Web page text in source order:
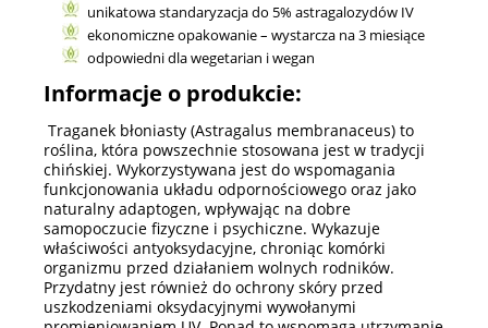
unikatowa standaryzacja do 5% astragalozydów IV
ekonomiczne opakowanie – wystarcza na 3 miesiące
odpowiedni dla wegetarian i wegan
Informacje o produkcie:
Traganek błoniasty (Astragalus membranaceus) to
roślina, która powszechnie stosowana jest w tradycji
chińskiej. Wykorzystywana jest do wspomagania
funkcjonowania układu odpornościowego oraz jako
naturalny adaptogen, wpływając na dobre
samopoczucie fizyczne i psychiczne. Wykazuje
właściwości antyoksydacyjne, chroniąc komórki
organizmu przed działaniem wolnych rodników.
Przydatny jest również do ochrony skóry przed
uszkodzeniami oksydacyjnymi wywołanymi